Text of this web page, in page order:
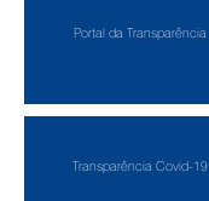
Portal da Transparência
Transparência Covid-19